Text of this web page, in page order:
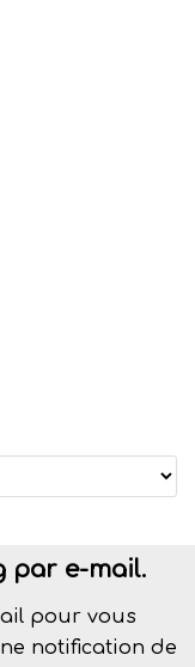
par e-mail.
pour vous
notification de